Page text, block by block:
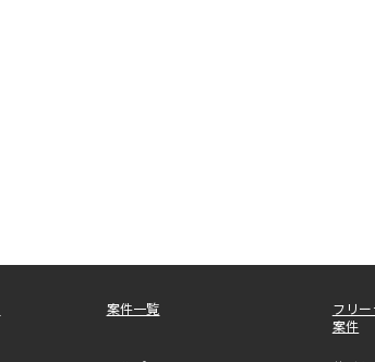
案件一覧
フリ
案件